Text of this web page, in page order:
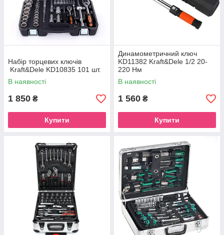
Набір торцевих ключів
Kraft&Dele KD10835 101 шт.
В наявності
1 850 ₴
Купити
Динамометричний ключ
KD11382 Kraft&Dele 1/2 20-
220 Нм
В наявності
1 560 ₴
Купити